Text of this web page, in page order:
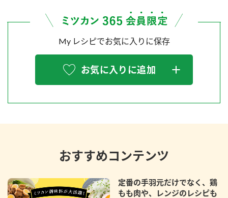
My レシピでお気に入りに保存
お気に入りに追加
おすすめコンテンツ
定番の手羽元だけでなく、鶏
もも肉や、レンジのレシピも